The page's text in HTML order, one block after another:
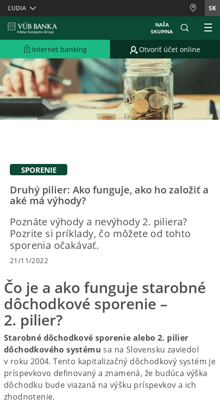
Skiplinks
ĽUDIA SK
NAŠA
SKUPINA
Internet banking Otvoriť účet online
SPORENIE
Druhý pilier: Ako funguje, ako ho založiť a
aké má výhody?
Poznáte výhody a nevýhody 2. piliera?
Pozrite si príklady, čo môžete od tohto
sporenia očakávať.
21/11/2022
Čo je a ako funguje starobné
dôchodkové sporenie –
2. pilier?
Starobné dôchodkové sporenie alebo 2. pilier
dôchodkového systému sa na Slovensku zaviedol
v roku 2004. Tento kapitalizačný dôchodkový systém je
príspevkovo definovaný a znamená, že budúca výška
dôchodku bude viazaná na výšku príspevkov a ich
zhodnotenie.